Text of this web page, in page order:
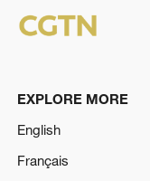
EXPLORE MORE
English
Français